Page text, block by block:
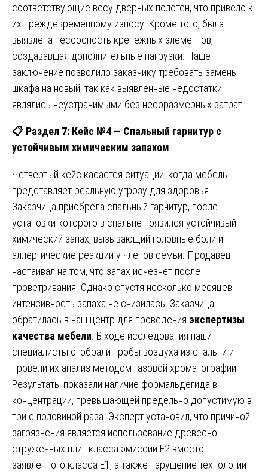
соответствующие весу дверных полотен, что привело к
их преждевременному износу. Кроме того, была
выявлена несоосность крепежных элементов,
создававшая дополнительные нагрузки. Наше
заключение позволило заказчику требовать замены
шкафа на новый, так как выявленные недостатки
являлись неустранимыми без несоразмерных затрат.
📋 Раздел 7: Кейс №4 — Спальный гарнитур с
устойчивым химическим запахом
Четвертый кейс касается ситуации, когда мебель
представляет реальную угрозу для здоровья.
Заказчица приобрела спальный гарнитур, после
установки которого в спальне появился устойчивый
химический запах, вызывающий головные боли и
аллергические реакции у членов семьи. Продавец
настаивал на том, что запах исчезнет после
проветривания. Однако спустя несколько месяцев
интенсивность запаха не снизилась. Заказчица
обратилась в наш центр для проведения экспертизы
качества мебели . В ходе исследования наши
специалисты отобрали пробы воздуха из спальни и
провели их анализ методом газовой хроматографии.
Результаты показали наличие формальдегида в
концентрации, превышающей предельно допустимую в
три с половиной раза. Эксперт установил, что причиной
загрязнения является использование древесно-
стружечных плит класса эмиссии Е2 вместо
заявленного класса Е1, а также нарушение технологии